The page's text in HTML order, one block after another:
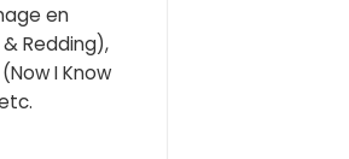
en
Redding),
I Know